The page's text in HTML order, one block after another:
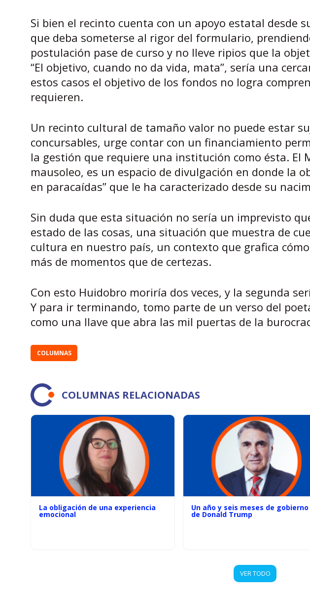
Si bien el recinto cuenta con un apoyo estatal desde
que deba someterse al rigor del formulario,
postulación pase de curso y no lleve ripios que la
“El objetivo, cuando no da vida, mata”, sería una
estos casos el objetivo de los fondos no logra
requieren.
Un recinto cultural de tamaño valor no puede estar
concursables, urge contar con un financiamiento
la gestión que requiere una institución como ésta. El
mausoleo, es un espacio de divulgación en donde la
en paracaídas” que le ha caracterizado desde su
Sin duda que esta situación no sería un imprevisto
estado de las cosas, una situación que muestra de
cultura en nuestro país, un contexto que grafica
más de momentos que de certezas.
Con esto Huidobro moriría dos veces, y la segunda
Y para ir terminando, tomo parte de un verso del
como una llave que abra las mil puertas de la
COLUMNAS
COLUMNAS RELACIONADAS
La obligación de una experiencia
emocional
Un año y seis meses de gobierno
de Donald Trump
VER TODO